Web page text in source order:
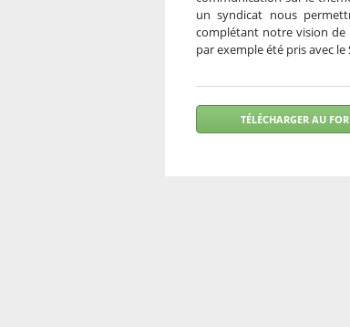
un syndicat nous
complétant notre vision de
par exemple été pris avec